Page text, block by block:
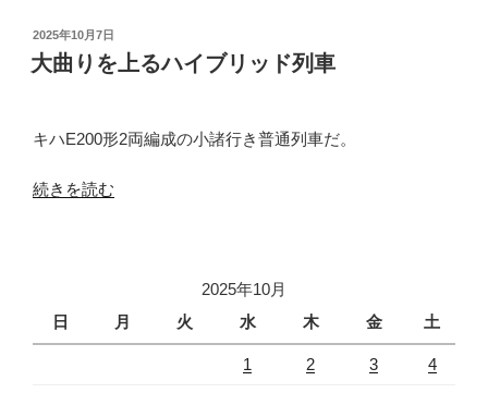
投
稿
日:
2025年10月7日
大曲りを上るハイブリッド列車
キハE200形2両編成の小諸行き普通列車だ。
“大
ハ
続きを読む
2025年10月
日
月 火 水 木 金 土
1 2 3 4